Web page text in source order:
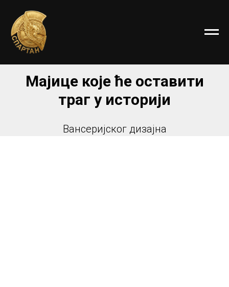
Мајице које ће оставити
траг у историји
Вансеријског дизајна